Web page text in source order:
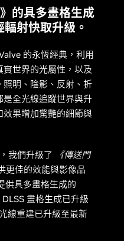
的具多畫格生成
射快取升級。
的永恆經典，利用
世界的光屬性，以及
明、陰影、反射、折
全光線追蹤世界與升
果增加驚艷的細節與
我們升級了
《傳送門
更佳的效能與影像品
供具多畫格生成的
畫格生成已升級
線重建已升級至最新